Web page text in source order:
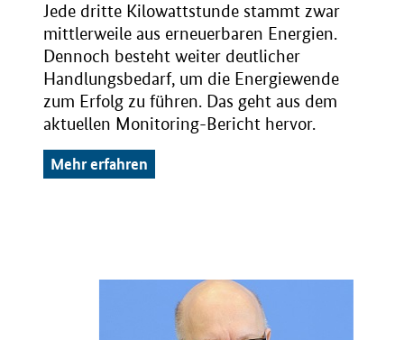
Jede dritte Kilowattstunde stammt zwar
mittlerweile aus erneuerbaren Energien.
Dennoch besteht weiter deutlicher
Handlungsbedarf, um die Energiewende
zum Erfolg zu führen. Das geht aus dem
aktuellen Monitoring-Bericht hervor.
Mehr erfahren